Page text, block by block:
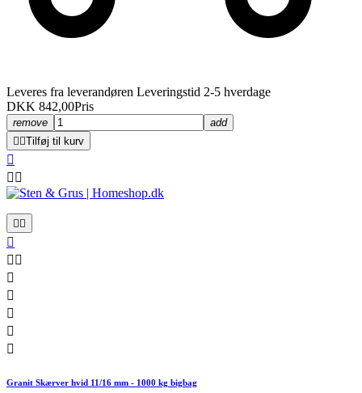
Leveres fra leverandøren Leveringstid 2-5 hverdage
DKK 842,00Pris
remove
add
 Tilføj til kurv

 
 

 





Granit Skærver hvid 11/16 mm - 1000 kg bigbag